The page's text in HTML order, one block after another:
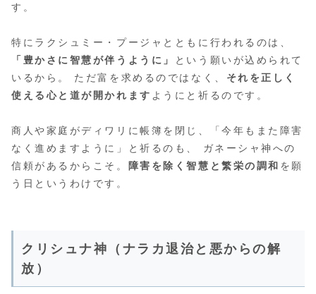
す。
特にラクシュミー・プージャとともに行われるのは、
「豊かさに智慧が伴うように」
という願いが込められて
いるから。 ただ富を求めるのではなく、 それを正しく
使える心と道が開かれます ようにと祈るのです。
商人や家庭がディワリに帳簿を閉じ、「今年もまた障害
なく進めますように」と祈るのも、 ガネーシャ神への
信頼があるからこそ。
障害を除く智慧と繁栄の調和 を願
う日というわけです。
クリシュナ神（ナラカ退治と悪からの解
放）